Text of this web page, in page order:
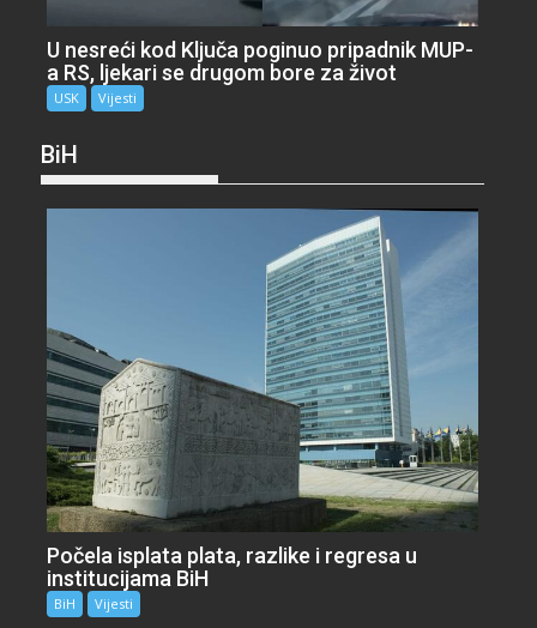
U nesreći kod Ključa poginuo pripadnik MUP-
a RS, ljekari se drugom bore za život
USK Vijesti
BiH
Počela isplata plata, razlike i regresa u
institucijama BiH
BiH Vijesti